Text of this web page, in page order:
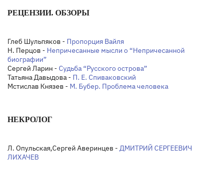
РЕЦЕНЗИИ. ОБЗОРЫ
Глеб Шульпяков - Пропорция Вайля
Н. Перцов - Непричесанные мысли о “Непричесанной
биографии”
Сергей Ларин - Судьба “Русского острова”
Татьяна Давыдова - П. Е. Спиваковский
Мстислав Князев - М. Бубер. Проблема человека
НЕКРОЛОГ
Л. Опульская,Сергей Аверинцев - ДМИТРИЙ СЕРГЕЕВИЧ
ЛИХАЧЕВ